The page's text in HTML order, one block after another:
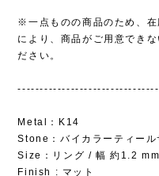
※一点ものの商品のため、
により、商品がご用意でき
ださい。
Metal：K14
Stone：バイカラーティー
Size：リング / 幅 約1.2
Finish : マット